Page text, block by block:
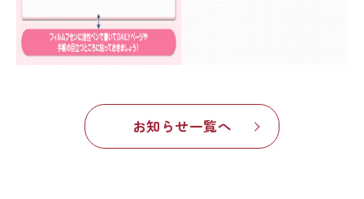
お知らせ一覧へ